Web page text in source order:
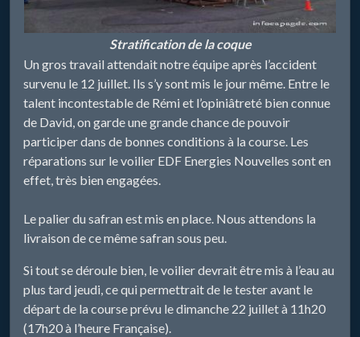
Stratification de la coque
Un gros travail attendait notre équipe après l’accident
survenu le 12 juillet. Ils s’y sont mis le jour même. Entre le
talent incontestable de Rémi et l’opiniâtreté bien connue
de David, on garde une grande chance de pouvoir
participer dans de bonnes conditions à la course. Les
réparations sur le voilier EDF Energies Nouvelles sont en
effet, très bien engagées.
Le palier du safran est mis en place. Nous attendons la
livraison de ce même safran sous peu.
Si tout se déroule bien, le voilier devrait être mis à l’eau au
plus tard jeudi, ce qui permettrait de le tester avant le
départ de la course prévu le dimanche 22 juillet à 11h20
(17h20 à l’heure Française).